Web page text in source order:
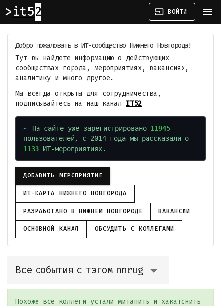
it52 input ВОЙТИ menu
Добро пожаловать в ИТ-сообщество Нижнего Новгорода!
Тут вы найдете информацию о действующих
сообществах города, мероприятиях, вакансиях,
аналитику и много другое.
Мы всегда открыты для сотрудничества,
подписывайтесь на наш канал IT52
На сайте уже зарегистрировано 11945
пользователей, с 2014 года мы рассказали о
1133 ИТ-мероприятиях.
ДОБАВИТЬ МЕРОПРИЯТИЕ
ИТ-КАРТА НИЖНЕГО НОВГОРОДА
РАЗРАБОТАНО В НИЖНЕМ НОВГОРОДЕ ВАКАНСИИ
ОСНОВНОЙ КАНАЛ ОБСУДИТЬ С КОЛЛЕГАМИ
Все события с тэгом nnrug
Похоже все коллеги устали митапить и хакатонить